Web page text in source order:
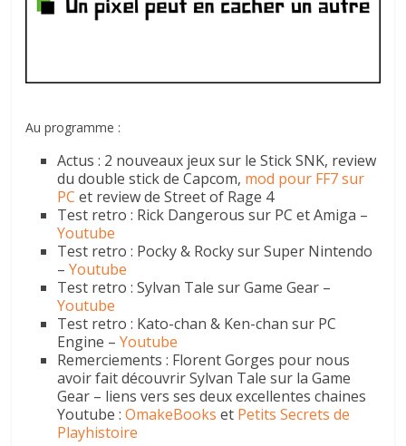
Au programme :
Actus : 2 nouveaux jeux sur le Stick SNK, review
du double stick de Capcom, mod pour FF7 sur
PC et review de Street of Rage 4
Test retro : Rick Dangerous sur PC et Amiga –
Youtube
Test retro : Pocky & Rocky sur Super Nintendo
–Youtube
Test retro : Sylvan Tale sur Game Gear –
Youtube
Test retro : Kato-chan & Ken-chan sur PC
Engine –Youtube
Remerciements : Florent Gorges pour nous
avoir fait découvrir Sylvan Tale sur la Game
Gear – liens vers ses deux excellentes chaines
Youtube :OmakeBooks et Petits Secrets de
Playhistoire